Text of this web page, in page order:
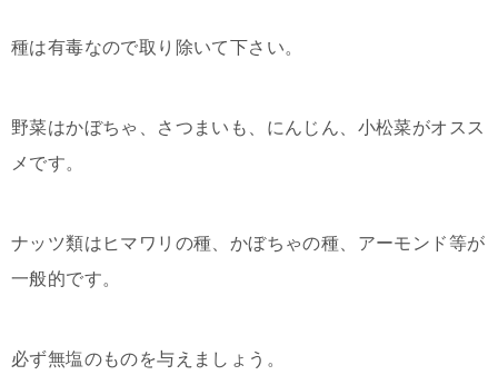
種は有毒なので取り除いて下さい。
野菜はかぼちゃ、さつまいも、にんじん、小松菜がオスス
メです。
ナッツ類はヒマワリの種、かぼちゃの種、アーモンド等が
一般的です。
必ず無塩のものを与えましょう。